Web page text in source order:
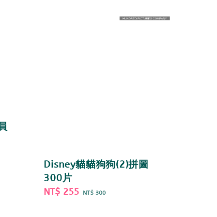
Disney貓貓狗狗(2)拼圖
300片
Sale
NT$ 255 Regular
NT$ 300